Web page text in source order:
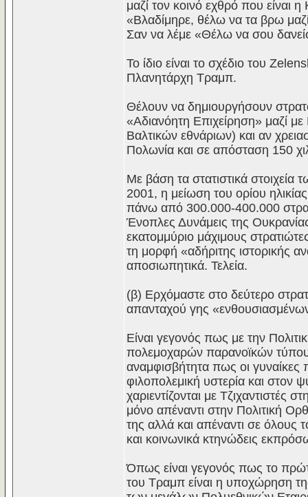
μαζί τον κοινό εχθρό που είναι
«Βλαδίμηρε, θέλω να τα βρω
Σαν να λέμε «Θέλω να σου
Το ίδιο είναι το σχέδιο του
Πλανητάρχη Τραμπ.
Θέλουν να δημιουργήσουν
«Αδιανόητη Επιχείρηση» μαζί
Βαλτικών εθνάριων) και αν
Πολωνία και σε απόσταση 150
Με βάση τα στατιστικά
2001, η μείωση του ορίου
πάνω από 300.000-400.000
Ένοπλες Δυνάμεις της
εκατομμύριο μάχιμους
τη μορφή «αδήριτης ιστορικής
αποσιωπητικά. Τελεία.
(β) Ερχόμαστε στο δεύτερο
απανταχού γης
Είναι γεγονός πως με την
πολεμοχαρών παρανοϊκών
αναμφισβήτητα πως οι γυναίκες
φιλοπολεμική υστερία και στον
χαριεντίζονται με Τζιχαντιστές
μόνο απέναντι στην Πολιτική
της αλλά και απέναντι σε όλους
και κοινωνικά κτηνώδεις
Όπως είναι γεγονός πως το
του Τραμπ είναι η υποχώρηση